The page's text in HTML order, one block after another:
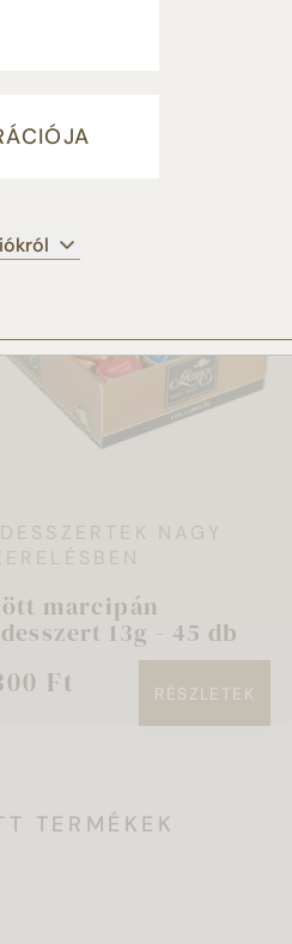
NAGY
marcipán
13g - 45 db
Ft RÉSZLETEK
TERMÉKEK
sütiket